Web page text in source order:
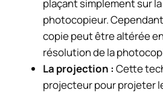
plaçant simplement sur
photocopieur.
copie peut être altérée
résolution de la
La projection : Cette
projecteur pour projeter